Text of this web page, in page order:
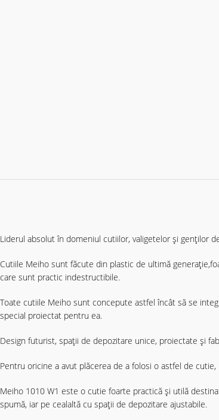
Liderul absolut în domeniul cutiilor, valigetelor și genților
Cutiile Meiho sunt făcute din plastic de ultimă
care sunt practic indestructibile.
Toate cutiile Meiho sunt concepute astfel încât să se
special proiectat pentru ea.
Design futurist, spații de depozitare unice, proiectate și
Pentru oricine a avut plăcerea de a folosi o astfel de
Meiho 1010 W1 este o cutie foarte practică și utilă
spumă, iar pe cealaltă cu spații de depozitare ajustabile.